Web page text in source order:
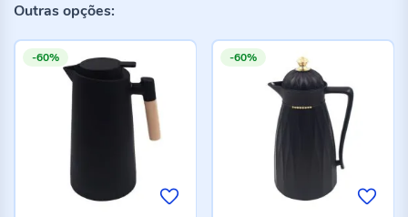
Outras opções:
-60% -60%